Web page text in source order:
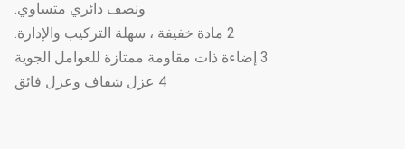
ونصف دائري متساوي.
2 مادة خفيفة ، سهلة التركيب والإدارة.
3 إضاءة ذات مقاومة ممتازة للعوامل الجوية
4 عزل شفاف وعزل فائق